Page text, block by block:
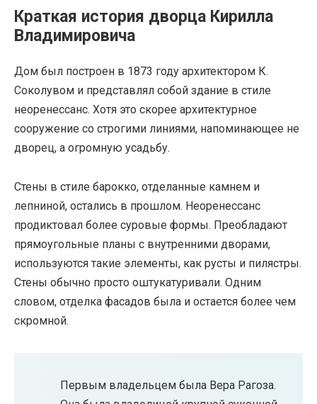
Краткая история дворца Кирилла
Владимировича
Дом был построен в 1873 году архитектором К.
Соколувом и представлял собой здание в стиле
неоренессанс. Хотя это скорее архитектурное
сооружение со строгими линиями, напоминающее не
дворец, а огромную усадьбу.
Стены в стиле барокко, отделанные камнем и
лепниной, остались в прошлом. Неоренессанс
продиктовал более суровые формы. Преобладают
прямоугольные планы с внутренними дворами,
используются такие элементы, как русты и пилястры.
Стены обычно просто оштукатуривали. Одним
словом, отделка фасадов была и остается более чем
скромной.
Первым владельцем была Вера Рагоза.